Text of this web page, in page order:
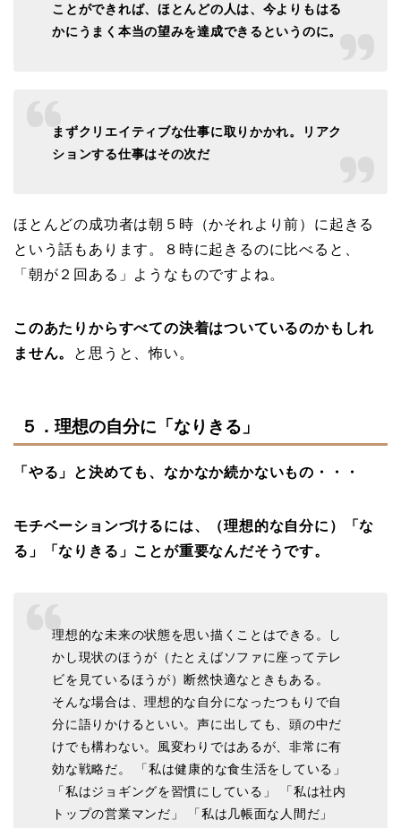
ことができれば、ほとんどの人は、今よりもはる
かにうまく本当の望みを達成できるというのに。
まずクリエイティブな仕事に取りかかれ。リアク
ションする仕事はその次だ
ほとんどの成功者は朝５時（かそれより前）に起きる
という話もあります。８時に起きるのに比べると、
「朝が２回ある」ようなものですよね。
このあたりからすべての決着はついているのかもしれ
ません。
と思うと、怖い。
５．理想の自分に「なりきる」
「やる」と決めても、なかなか続かないもの・・・
モチベーションづけるには、（理想的な自分に）「な
る」「なりきる」ことが重要なんだそうです。
理想的な未来の状態を思い描くことはできる。し
かし現状のほうが（たとえばソファに座ってテレ
ビを見ているほうが）断然快適なときもある。
そんな場合は、理想的な自分になったつもりで自
分に語りかけるといい。声に出しても、頭の中だ
けでも構わない。風変わりではあるが、非常に有
効な戦略だ。 「私は健康的な食生活をしている」
「私はジョギングを習慣にしている」 「私は社内
トップの営業マンだ」 「私は几帳面な人間だ」